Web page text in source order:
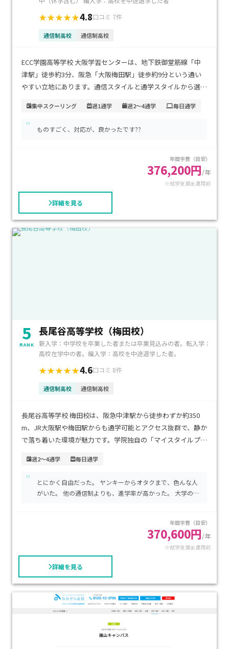
★★★★★4.8口コミ 7件
通信制高校 通信制高校
ECC学園高等学校 大阪学習センターは、地下鉄御堂筋線「中
津駅」徒歩約3分、阪急「大阪梅田駅」徒歩約9分という通い
やすい立地にあります。通信スタイルと通学スタイルから選
可能で、ライフスタイルで無理なく継続できます。学費は入学
金5万円・授業料1単位1万円・施設費・教材費等含め、国の就
学支援金を活用すると実質負担が軽減されます。ネイル・英会
て学べる点も魅力。不登校傾向のあるお子さまの「好き」を
通じた学びや、自分のペースで進めたい方に特におすすめの
集中スクーリング 週1通学 週2～4通学 毎日通学
" ものすごく、対応が、良かったです??
年間学費（目安）
376,200円/年
※就学支援金適用前
詳細を見る
5
RANK
長尾谷高等学校（梅田校）
新入学：中学校を卒業した者または卒業見込みの者。転入学：
高校在学中の者。編入学：高校を中途退学した者。
★★★★★4.6口コミ 8件
通信制高校 通信制高校
長尾谷高等学校 梅田校は、阪急中津駅から徒歩わずか約350
m、JR大阪駅や梅田駅からも通学可能とアクセス抜群で、静か
で落ち着いた環境が魅力です。学院独自の「マイスタイルプロ
びが選べ、進学を目指す生徒向けに「梅田塾」も併設。学費
は入学金7万円、単位制の授業料は1単位12000円と明瞭で、就
学支援制度により負担軽減の可能性もあります。自分のペース
週2～4通学 毎日通学
"
とにかく自由だった。 ヤンキーからオタクまで、色んな人
がいた。 他の通信制よりも、進学率が高かった。 大学のよ
年間学費（目安）
370,600円/年
※就学支援金適用前
詳細を見る